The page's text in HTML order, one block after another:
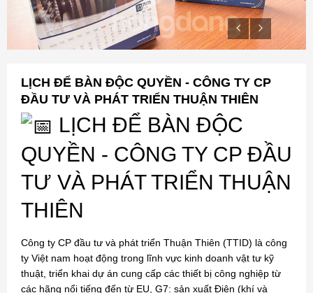
LỊCH ĐỂ BÀN ĐỘC QUYỀN - CÔNG TY CP
ĐẦU TƯ VÀ PHÁT TRIỂN THUẬN THIÊN
LỊCH ĐỂ BÀN ĐỘC
QUYỀN - CÔNG TY CP ĐẦU
TƯ VÀ PHÁT TRIỂN THUẬN
THIÊN
Công ty CP đầu tư và phát triển Thuận Thiên (TTID) là công
ty Việt nam hoạt động trong lĩnh vực kinh doanh vật tư kỹ
thuật, triển khai dự án cung cấp các thiết bị công nghiệp từ
các hãng nổi tiếng đến từ EU, G7: sản xuất Điện (khí và